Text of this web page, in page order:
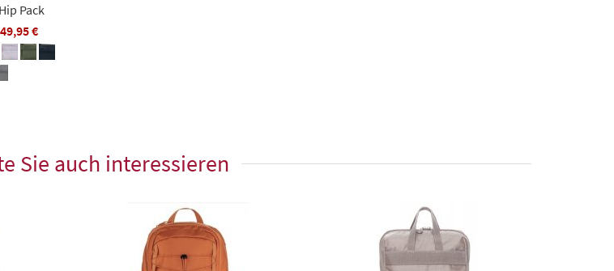
Pack
49,95 €
Sie auch interessieren